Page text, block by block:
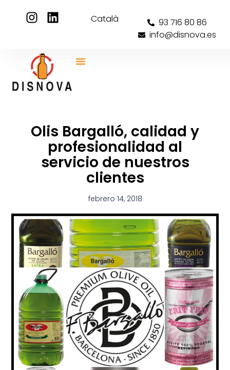
93 716 80 86
info@disnova.es
Català
Olis Bargalló, calidad y
profesionalidad al
servicio de nuestros
clientes
febrero 14, 2018